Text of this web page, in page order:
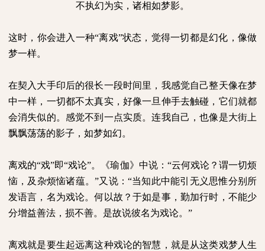
不执幻为实，诸相如梦影。
这时，你会进入一种“离戏”状态，觉得一切都是幻化，像做
梦一样。
在契入大手印后的很长一段时间里，我感觉自己整天像在梦
中一样，一切都不太真实，好像一旦伸手去触碰，它们就都
会消失似的。感觉不到一点实质。连我自己，也像是大街上
飘飘荡荡的影子，如梦如幻。
离戏的“戏”即“戏论”。《瑜伽》中说：“云何戏论？谓一切烦
恼，及杂烦恼诸蕴。”又说：“当知此中能引无义思惟分别所
发语言，名为戏论。何以故？于如是事，勤加行时，不能少
分增益善法，损不善。是故说彼名为戏论。”
离戏就是要生起远离这种戏论的智慧，就是从这类戏梦人生